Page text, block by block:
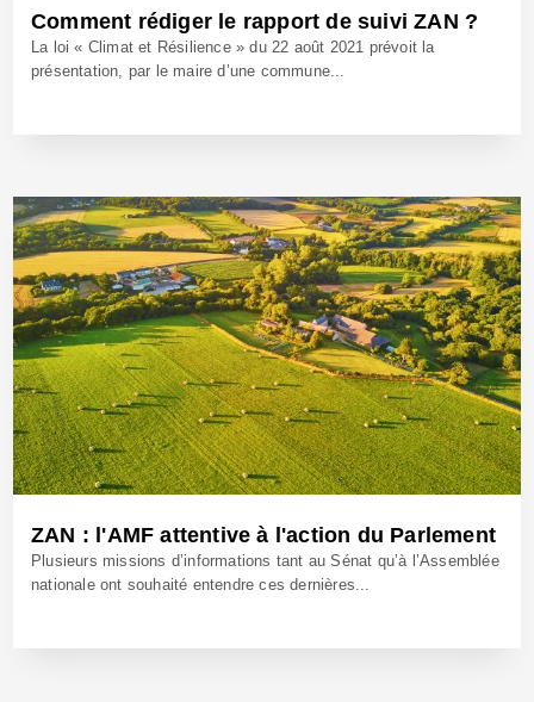
Comment rédiger le rapport de suivi ZAN ?
La loi « Climat et Résilience » du 22 août 2021 prévoit la
présentation, par le maire d’une commune...
8 Juil 2024 - Réf: BW42268
ZAN : l'AMF attentive à l'action du Parlement
Plusieurs missions d’informations tant au Sénat qu’à l’Assemblée
nationale ont souhaité entendre ces dernières...